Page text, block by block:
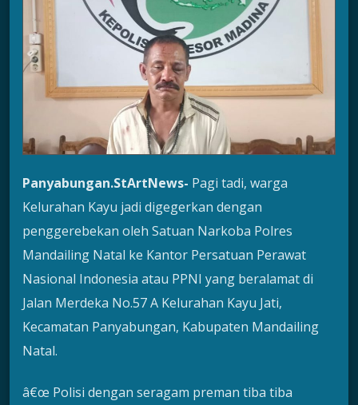
Panyabungan.StArtNews- Pagi tadi, warga
Kelurahan Kayu jadi digegerkan dengan
penggerebekan oleh Satuan Narkoba Polres
Mandailing Natal ke Kantor Persatuan Perawat
Nasional Indonesia atau PPNI yang beralamat di
Jalan Merdeka No.57 A Kelurahan Kayu Jati,
Kecamatan Panyabungan, Kabupaten Mandailing
Natal.
â€œ Polisi dengan seragam preman tiba tiba